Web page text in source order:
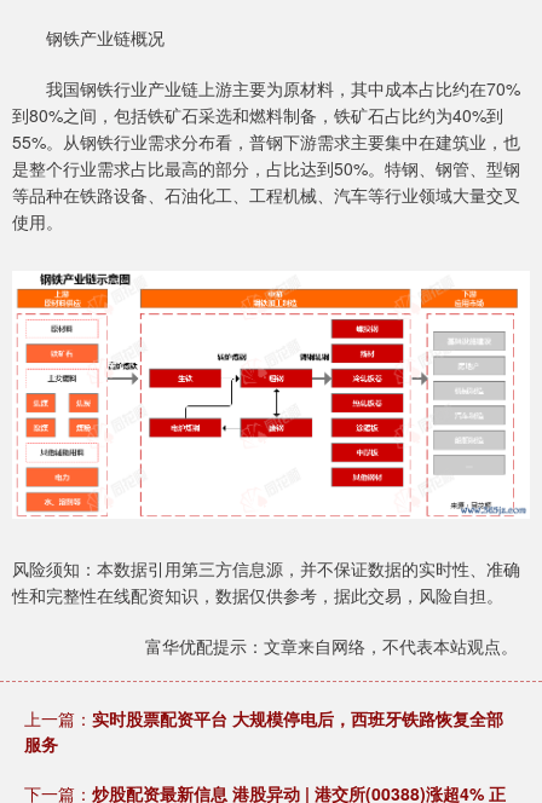
钢铁产业链概况
我国钢铁行业产业链上游主要为原材料，其中成本占比约在70%
到80%之间，包括铁矿石采选和燃料制备，铁矿石占比约为40%到
55%。从钢铁行业需求分布看，普钢下游需求主要集中在建筑业，也
是整个行业需求占比最高的部分，占比达到50%。特钢、钢管、型钢
等品种在铁路设备、石油化工、工程机械、汽车等行业领域大量交叉
使用。
风险须知：本数据引用第三方信息源，并不保证数据的实时性、准确
性和完整性在线配资知识，数据仅供参考，据此交易，风险自担。
富华优配提示：文章来自网络，不代表本站观点。
上一篇： 实时股票配资平台 大规模停电后，西班牙铁路恢复全部
服务
下一篇： 炒股配资最新信息 港股异动 | 港交所(00388)涨超4% 正